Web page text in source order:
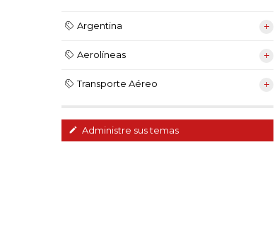
Argentina
Aerolíneas
Transporte Aéreo
Administre sus temas